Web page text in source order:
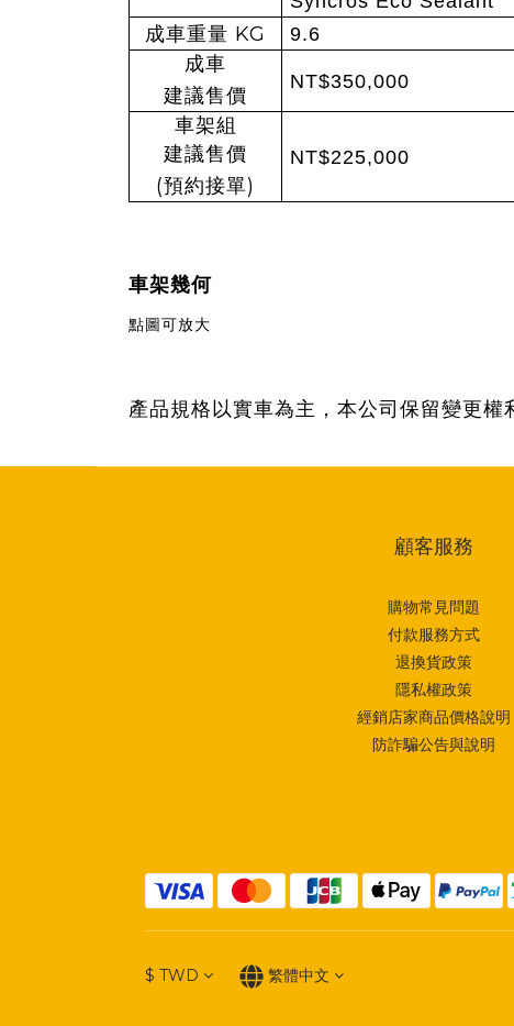
成車重量 KG
9.6
成車
建議售價
NT$350,000
車架組
建議售價
(預約接單)
NT$225,000
車架幾何
點圖可放大
產品規格以實車為主，本公司保留變更權
顧客服務
購物常見問題
付款服務方式
退換貨政策
隱私權政策
經銷店家商品價格說明
防詐騙公告與說明
$ TWD 繁體中文